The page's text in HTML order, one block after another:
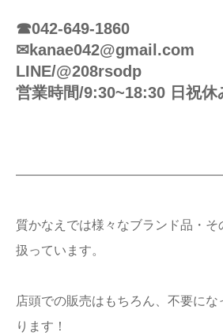
☎042-649-1860
✉kanae042@gmail.com
LINE/@208rsodp
営業時間/9:30~18:30 日祝休
質かなえでは様々なブランド品・そ
扱っています。
店頭での販売はもちろん、不要に
ります！